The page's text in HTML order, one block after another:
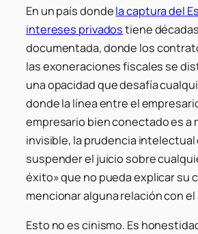
En un país dondela captura del
intereses privadostiene
documentada, donde los
las exoneraciones fiscales se
una opacidad que desafía
donde la línea entre el
empresario bien conectado es a
invisible, la prudencia intelectual
suspender el juicio sobre
éxito» que no pueda explicar su
mencionar alguna relación con
Esto no es cinismo. Es